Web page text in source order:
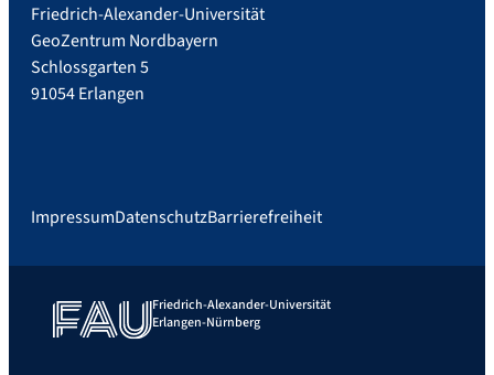
Friedrich-Alexander-Universität
GeoZentrum Nordbayern
Schlossgarten 5
91054 Erlangen
ImpressumDatenschutzBarrierefreiheit
Friedrich-Alexander-Universität
Erlangen-Nürnberg